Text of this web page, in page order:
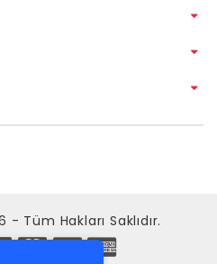
Tüm Hakları Saklıdır.